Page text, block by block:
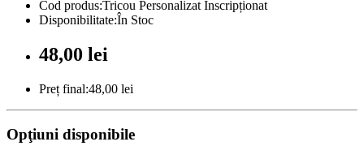
Cod produs:Tricou Personalizat Inscripționat
Disponibilitate:În Stoc
48,00 lei
Preț final:48,00 lei
Opţiuni disponibile